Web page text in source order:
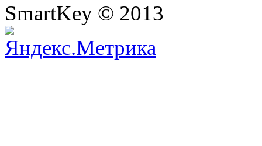
SmartKey © 2013